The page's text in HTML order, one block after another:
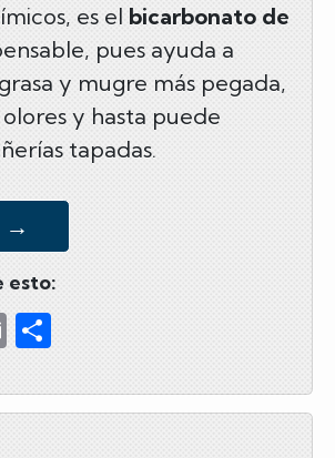
en
limpieza
es el bicarbonato de
pues ayuda a
y mugre más pegada,
y hasta puede
tapadas.
→
esto:
E
ail
C
m